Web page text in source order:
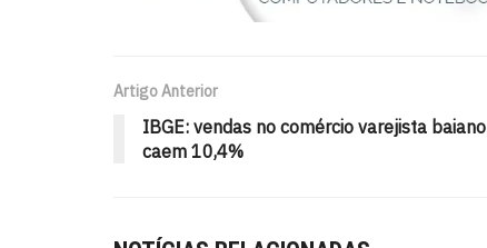
Artigo Anterior
IBGE: vendas no comércio varejista baiano
caem 10,4%